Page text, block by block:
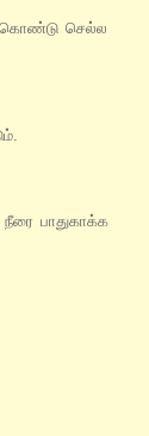
கொண்டு செல்ல
பாதுகாக்க